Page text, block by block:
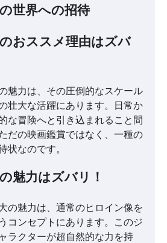
世界への招待
おススメ理由はズバ
魅力は、その圧倒的なスケール
壮大な活躍にあります。日常か
な冒険へと引き込まれること間
だの映画鑑賞ではなく、一種の
状なのです。
魅力はズバリ！
の魅力は、通常のヒロイン像を
コンセプトにあります。このジ
ラクターが超自然的な力を持